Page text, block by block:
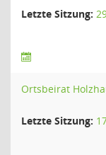
Letzte Sitzung:
Ortsbeirat
Letzte Sitzung: